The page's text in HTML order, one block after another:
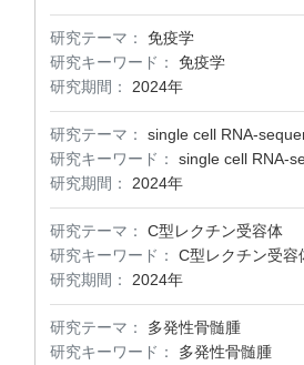
研究テーマ：
免疫学
研究キーワード：
免疫学
研究期間：
2024年
研究テーマ：
single cell RNA-
研究キーワード：
single cell RNA-
研究期間：
2024年
研究テーマ：
C型レクチン受容体
研究キーワード：
C型レクチン受容
研究期間：
2024年
研究テーマ：
多発性骨髄腫
研究キーワード：
多発性骨髄腫